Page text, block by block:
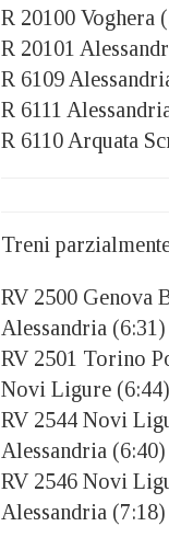
R 20100 Voghera
R 20101
R 6109
R 6111
R 6110 Arquata
Treni
RV 2500 Genova
Alessandria (6:31)
RV 2501 Torino
Novi Ligure (6:44)
RV 2544 Novi
Alessandria (6:40)
RV 2546 Novi
Alessandria (7:18)